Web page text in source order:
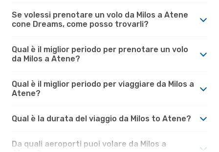
Se volessi prenotare un volo da Milos a Atene
cone Dreams, come posso trovarli?
Qual è il miglior periodo per prenotare un volo
da Milos a Atene?
Qual è il miglior periodo per viaggiare da Milos a
Atene?
Qual è la durata del viaggio da Milos to Atene?
Da quali aeroporti puoi volare da Milos a